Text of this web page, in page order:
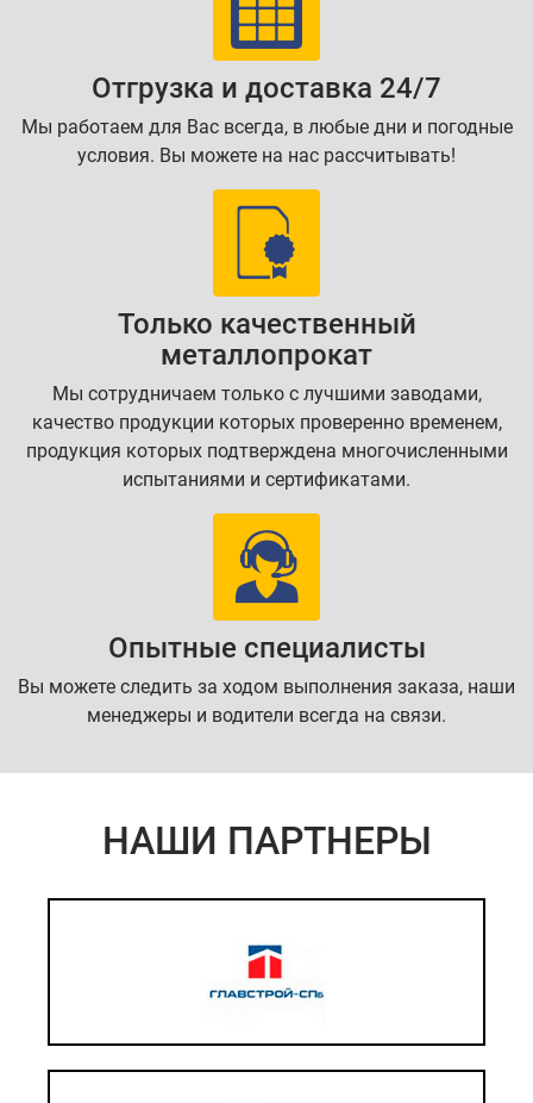
Отгрузка и доставка 24/7
Мы работаем для Вас всегда, в любые дни и погодные
условия. Вы можете на нас рассчитывать!
Только качественный
металлопрокат
Мы сотрудничаем только с лучшими заводами,
качество продукции которых проверенно временем,
продукция которых подтверждена многочисленными
испытаниями и сертификатами.
Опытные специалисты
Вы можете следить за ходом выполнения заказа, наши
менеджеры и водители всегда на связи.
НАШИ ПАРТНЕРЫ